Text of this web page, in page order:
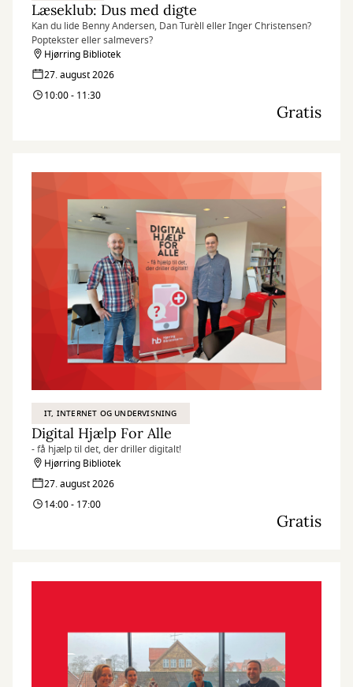
Læseklub: Dus med digte
Kan du lide Benny Andersen, Dan Turèll eller Inger Christensen?
Poptekster eller salmevers?
Hjørring Bibliotek
27. august 2026
10:00 - 11:30
Gratis
IT, INTERNET OG UNDERVISNING
Digital Hjælp For Alle
- få hjælp til det, der driller digitalt!
Hjørring Bibliotek
27. august 2026
14:00 - 17:00
Gratis